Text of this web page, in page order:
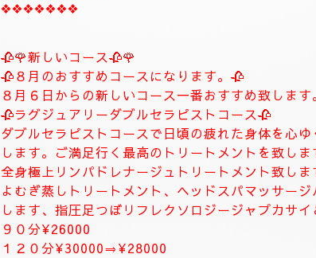
❖❖❖❖❖❖❖
🥀🌹新しいコース🥀🌹
🥀８月のおすすめコースになります。🥀
８月６日からの新しいコース一番おすすめ致します。
🥀ラグジュアリーダブルセラピストコース🥀
ダブルセラピストコースで日頃の疲れた身体を心
します。ご満足行く最高のトリートメントを致しま
全身極上リンパドレナージュトリートメント致し
よむぎ蒸しトリートメント、ヘッドスパマッサー
します、指圧足つぼリフレクソロジージャプカサ
９０分¥26000
１２０分¥30000⇒¥28000